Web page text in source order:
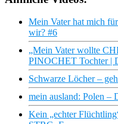
Mein Vater hat mich
wir? #6
„Mein Vater wollte
PINOCHET Tochter |
Schwarze Löcher –
mein ausland: Polen –
Kein „echter